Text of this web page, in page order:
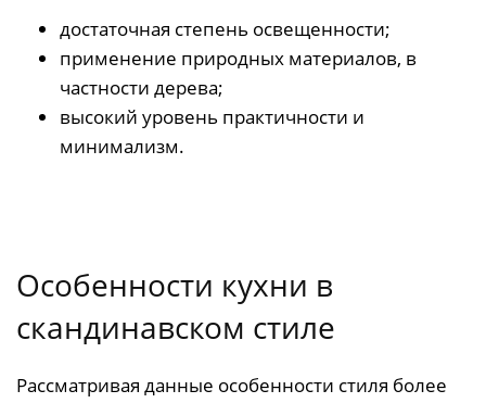
достаточная степень освещенности;
применение природных материалов, в
частности дерева;
высокий уровень практичности и
минимализм.
Особенности кухни в
скандинавском стиле
Рассматривая данные особенности стиля более